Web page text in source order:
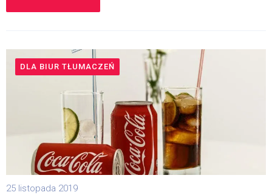
DLA BIUR TŁUMACZEŃ
25 listopada 2019